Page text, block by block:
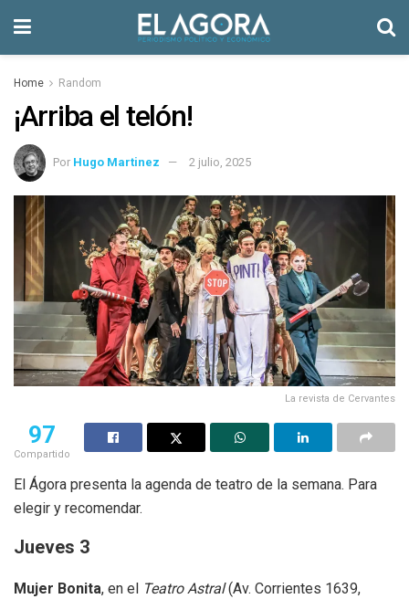
Home Random
¡Arriba el telón!
Por Hugo Martinez 2 julio, 2025
La revista de Cervantes
97
Compartido
El Ágora presenta la agenda de teatro de la semana. Para
elegir y recomendar.
Jueves 3
Mujer Bonita, en el Teatro Astral(Av. Corrientes 1639,